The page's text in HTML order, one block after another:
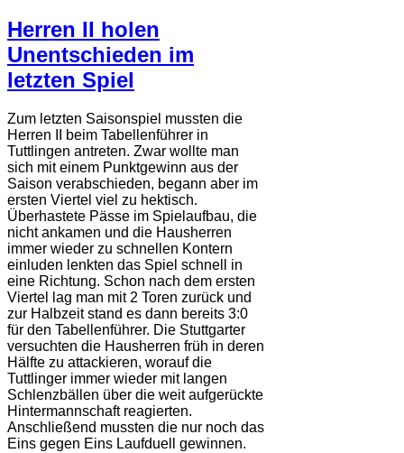
Herren II holen
Unentschieden im
letzten Spiel
Zum letzten Saisonspiel mussten die
Herren II beim Tabellenführer in
Tuttlingen antreten. Zwar wollte man
sich mit einem Punktgewinn aus der
Saison verabschieden, begann aber im
ersten Viertel viel zu hektisch.
Überhastete Pässe im Spielaufbau, die
nicht ankamen und die Hausherren
immer wieder zu schnellen Kontern
einluden lenkten das Spiel schnell in
eine Richtung. Schon nach dem ersten
Viertel lag man mit 2 Toren zurück und
zur Halbzeit stand es dann bereits 3:0
für den Tabellenführer. Die Stuttgarter
versuchten die Hausherren früh in deren
Hälfte zu attackieren, worauf die
Tuttlinger immer wieder mit langen
Schlenzbällen über die weit aufgerückte
Hintermannschaft reagierten.
Anschließend mussten die nur noch das
Eins gegen Eins Laufduell gewinnen.